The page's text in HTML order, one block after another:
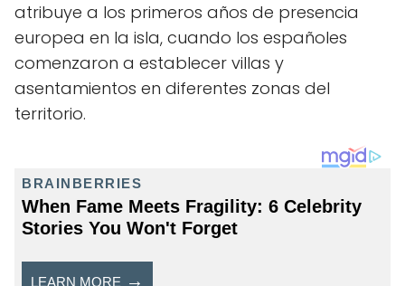
atribuye a los primeros años de presencia
europea en la isla, cuando los españoles
comenzaron a establecer villas y
asentamientos en diferentes zonas del
territorio.